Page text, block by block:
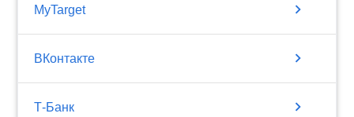
MyTarget chevron_right
ВКонтакте chevron_right
Т-Банк chevron_right